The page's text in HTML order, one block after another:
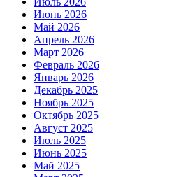
Июнь 2026
Май 2026
Апрель 2026
Март 2026
Февраль 2026
Январь 2026
Декабрь 2025
Ноябрь 2025
Октябрь 2025
Август 2025
Июль 2025
Июнь 2025
Май 2025